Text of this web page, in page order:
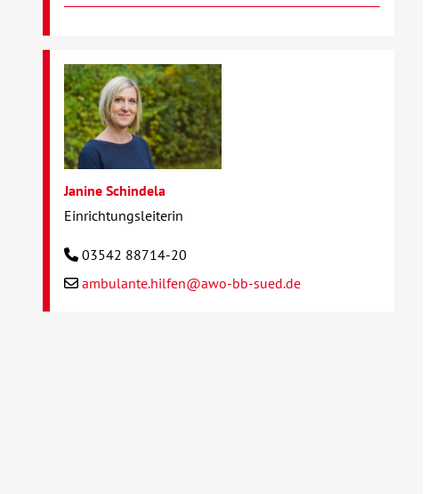
Janine Schindela
Einrichtungsleiterin
03542 88714-20
ambulante.hilfen@awo-bb-sued.de